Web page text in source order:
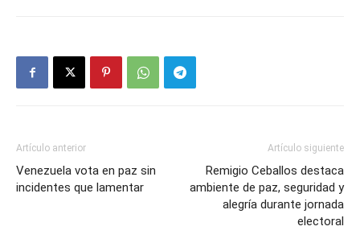
Artículo anterior
Venezuela vota en paz sin
incidentes que lamentar
Artículo siguiente
Remigio Ceballos destaca
ambiente de paz, seguridad y
alegría durante jornada
electoral